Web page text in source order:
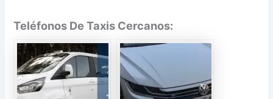
Teléfonos De Taxis Cercanos: